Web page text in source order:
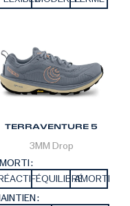
TERRAVENTURE 5
3MM Drop
:
ÉQUILIBRÉAMORTI
: